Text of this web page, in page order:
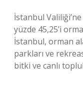
İstanbul
yüzde 45,25’i
İstanbul, orman
parkları ve
bitki ve canlı